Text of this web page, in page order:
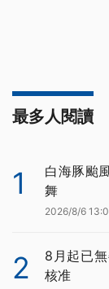
最多人閱讀
1
白海豚颱
舞
2026/8/6
2
8月起已
核准